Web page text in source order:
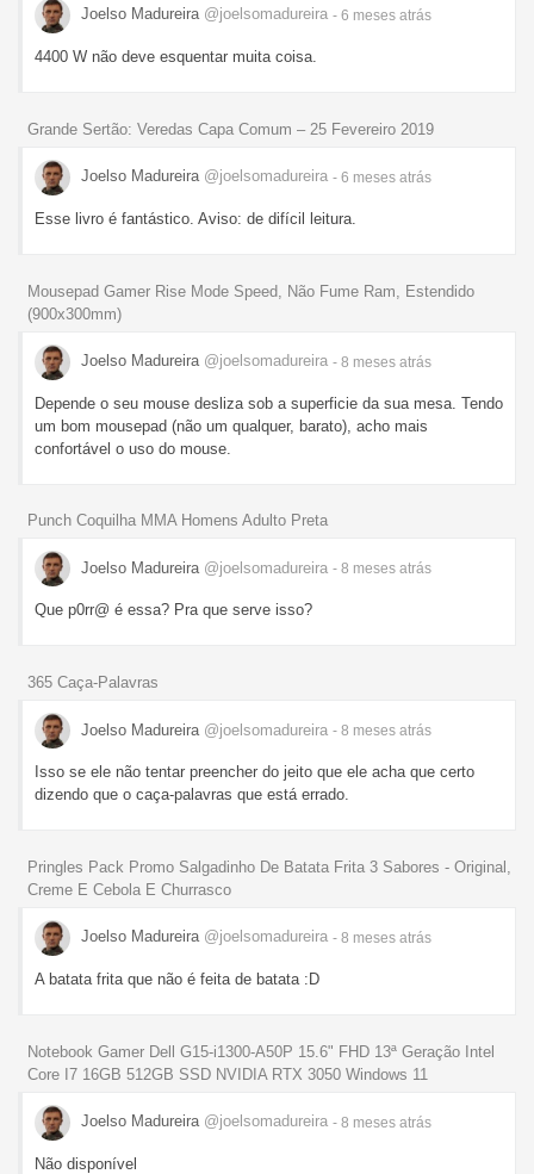
Joelso Madureira @joelsomadureira - 6 meses atrás
4400 W não deve esquentar muita coisa.
Grande Sertão: Veredas Capa Comum – 25 Fevereiro 2019
Joelso Madureira @joelsomadureira - 6 meses atrás
Esse livro é fantástico. Aviso: de difícil leitura.
Mousepad Gamer Rise Mode Speed, Não Fume Ram, Estendido
(900x300mm)
Joelso Madureira @joelsomadureira - 8 meses atrás
Depende o seu mouse desliza sob a superficie da sua mesa. Tendo
um bom mousepad (não um qualquer, barato), acho mais
confortável o uso do mouse.
Punch Coquilha MMA Homens Adulto Preta
Joelso Madureira @joelsomadureira - 8 meses atrás
Que p0rr@ é essa? Pra que serve isso?
365 Caça-Palavras
Joelso Madureira @joelsomadureira - 8 meses atrás
Isso se ele não tentar preencher do jeito que ele acha que certo
dizendo que o caça-palavras que está errado.
Pringles Pack Promo Salgadinho De Batata Frita 3 Sabores - Original,
Creme E Cebola E Churrasco
Joelso Madureira @joelsomadureira - 8 meses atrás
A batata frita que não é feita de batata :D
Notebook Gamer Dell G15-i1300-A50P 15.6" FHD 13ª Geração Intel
Core I7 16GB 512GB SSD NVIDIA RTX 3050 Windows 11
Joelso Madureira @joelsomadureira - 8 meses atrás
Não disponível